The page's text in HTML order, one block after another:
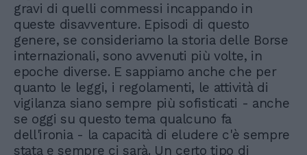
gravi di quelli commessi incappando in
queste disavventure. Episodi di questo
genere, se consideriamo la storia delle Borse
internazionali, sono avvenuti più volte, in
epoche diverse. E sappiamo anche che per
quanto le leggi, i regolamenti, le attività di
vigilanza siano sempre più sofisticati - anche
se oggi su questo tema qualcuno fa
dell'ironia - la capacità di eludere c'è sempre
stata e sempre ci sarà. Un certo tipo di